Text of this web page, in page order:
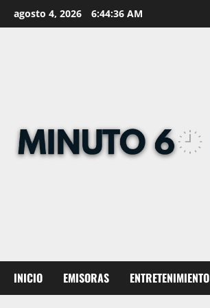
to
agosto 4, 2026 6:44:37 AM
INICIO EMISORAS ENTRETENIMIENTO